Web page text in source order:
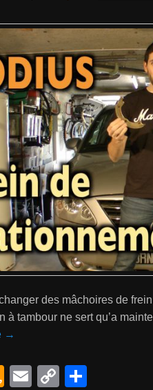
Li
st
des mâchoires de
à tambour ne sert qu’a
→
A
E
C